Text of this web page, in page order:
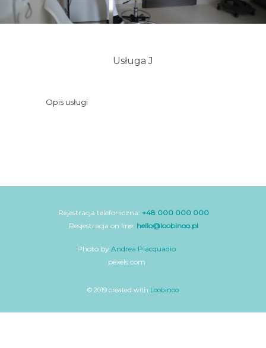
Opis usługi
Usługa J
© 2019 created with Loobinoo
Rejestracja telefoniczna: +48 000 000 000
Resjestracja on line: hello@loobinoo.pl
Photo by Andrea Piacquadio
pexels.com